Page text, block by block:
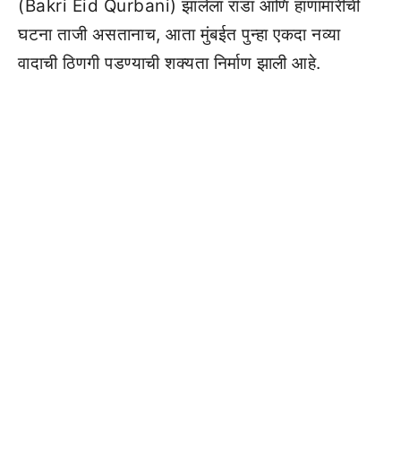
(Bakri Eid Qurbani) झालेला राडा आणि हाणामारीची
घटना ताजी असतानाच, आता मुंबईत पुन्हा एकदा नव्या
वादाची ठिणगी पडण्याची शक्यता निर्माण झाली आहे.